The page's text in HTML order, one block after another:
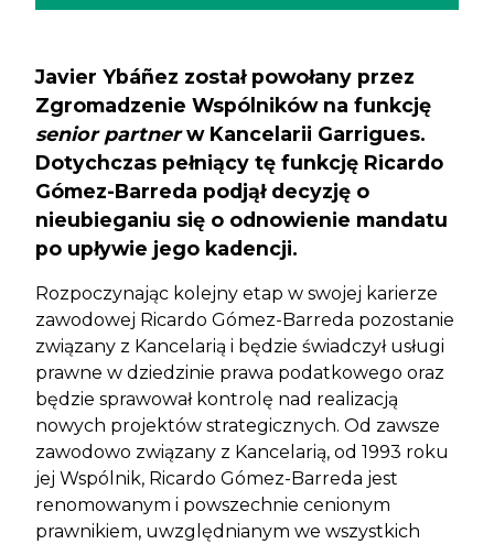
Javier Ybáñez został powołany przez
Zgromadzenie Wspólników na funkcję
senior partnerw Kancelarii Garrigues.
Dotychczas pełniący tę funkcję Ricardo
Gómez-Barreda podjął decyzję o
nieubieganiu się o odnowienie mandatu
po upływie jego kadencji.
Rozpoczynając kolejny etap w swojej karierze
zawodowej Ricardo Gómez-Barreda pozostanie
związany z Kancelarią i będzie świadczył usługi
prawne w dziedzinie prawa podatkowego oraz
będzie sprawował kontrolę nad realizacją
nowych projektów strategicznych. Od zawsze
zawodowo związany z Kancelarią, od 1993 roku
jej Wspólnik, Ricardo Gómez-Barreda jest
renomowanym i powszechnie cenionym
prawnikiem, uwzględnianym we wszystkich